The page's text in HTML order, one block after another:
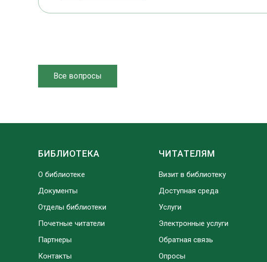
Все вопросы
БИБЛИОТЕКА
О библиотеке
Документы
Отделы библиотеки
Почетные читатели
Партнеры
Контакты
ЧИТАТЕЛЯМ
Визит в библиотеку
Доступная среда
Услуги
Электронные услуги
Обратная связь
Опросы